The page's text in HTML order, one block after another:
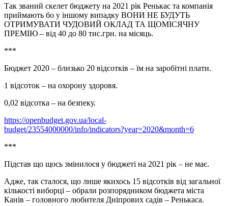
Так званий скелет бюджету на 2021 рік Ренькас та компанія
приймають бо у іншому випадку ВОНИ НЕ БУДУТЬ
ОТРИМУВАТИ ЧУДОВИЙ ОКЛАД ТА ЩОМІСЯЧНУ
ПРЕМІЮ – від 40 до 80 тис.грн. на місяць.
***
Бюджет 2020 – близько 20 відсотків – їм на заробітні плати.
1 відсоток – на охорону здоровя.
0,02 відсотка – на безпеку.
https://openbudget.gov.ua/local-
budget/23554000000/info/indicators?year=2020&month=6
***
Підстав що щось змінилося у бюджеті на 2021 рік – не має.
Адже, так сталося, що лише якихось 15 відсотків від загальної
кількості виборці – обрали розпорядником бюджета міста
Канів – головного любителя Дніпрових садів – Ренькаса.